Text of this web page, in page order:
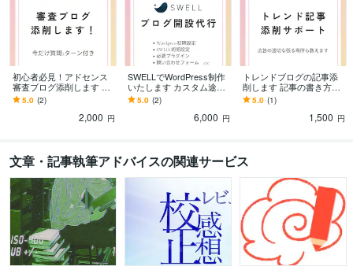
初心者必見！アドセンス
審査ブログ添削します な
かなか受からない理由な
どを分析しアドバイス
5.0 (2)
2,000 円
SWELLでWordPress制作
いたします カスタム途中
にも対応！完全初心者に
も安心
5.0 (2)
6,000 円
トレンドブログの記事添
削します 記事の書き方や
構成をプロがアドバイス
します！
5.0 (1)
1,500 円
文章・記事執筆アドバイスの関連サービス